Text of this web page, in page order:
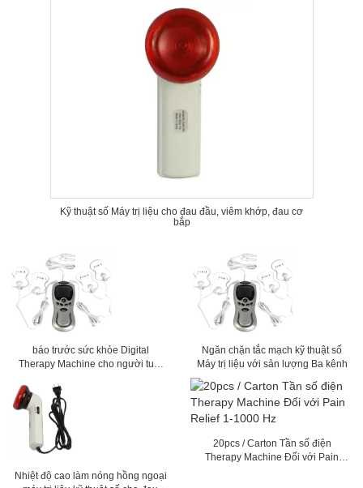
Kỹ thuật số Máy trị liệu cho đau đầu, viêm khớp, đau cơ
bắp
báo trước sức khỏe Digital
Therapy Machine cho người tuổi
Ngăn chặn tắc mạch kỹ thuật số
Máy trị liệu với sản lượng Ba kênh
Nhiệt độ cao làm nóng hồng ngoại
20pcs / Carton Tần số điện
Therapy Machine Đối với Pain